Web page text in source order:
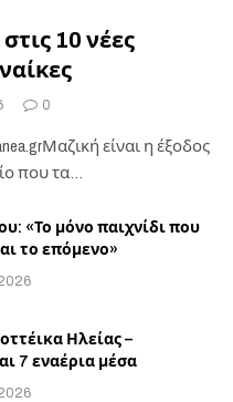
10 νέες
0
είναι η έξοδος
που τα…
«Το μόνο παιχνίδι που
το επόμενο»
Ηλείας –
7 εναέρια μέσα